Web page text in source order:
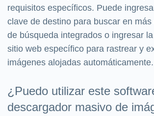
requisitos específicos. Puede
clave de destino para buscar en
de búsqueda integrados o ingresar
sitio web específico para rastrear y
imágenes alojadas automáticamente.
¿Puedo utilizar este
descargador masivo de